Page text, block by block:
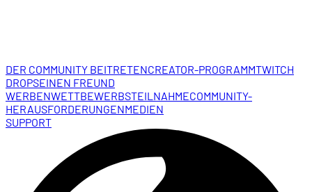
DER COMMUNITY BEITRETENCREATOR-PROGRAMMTWITCH
DROPSEINEN FREUND
WERBENWETTBEWERBSTEILNAHMECOMMUNITY-
HERAUSFORDERUNGENMEDIEN
SUPPORT